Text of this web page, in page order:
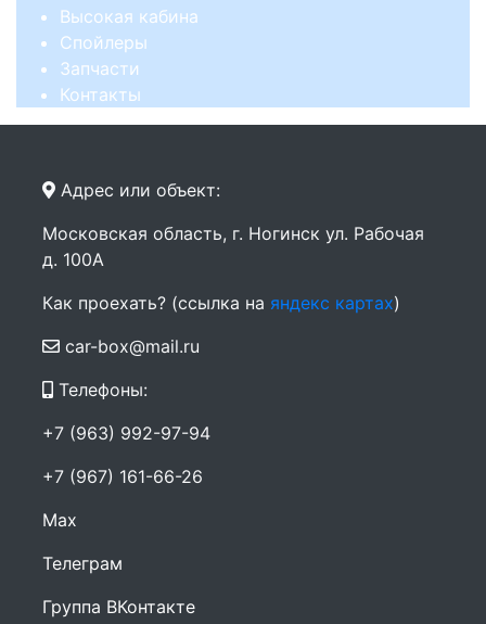
Высокая кабина
Спойлеры
Запчасти
Контакты
Адрес или объект:
Московская область, г. Ногинск ул. Рабочая
д. 100А
Как проехать? (ссылка на яндекс картах)
car-box@mail.ru
Телефоны:
+7 (963) 992-97-94
+7 (967) 161-66-26
Max
Телеграм
Группа ВКонтакте